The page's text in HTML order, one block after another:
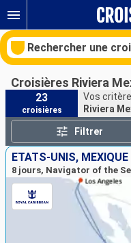
Rechercher une
Nos destinations
Mois de départ
Ports
Croisières Riviera
23
croisières
Vos
Riviera
Filtrer
ÉTATS-UNIS, MEXIQUE
8 jours, Navigator of the